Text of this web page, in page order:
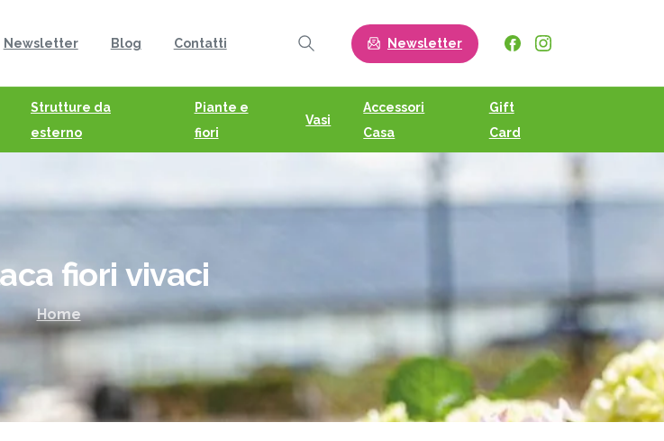
Newsletter Blog Contatti
Search
Newsletter
Strutture da
esterno
Piante e
fiori
Vasi
Accessori
Casa
Gift
Card
fiori vivaci
Home